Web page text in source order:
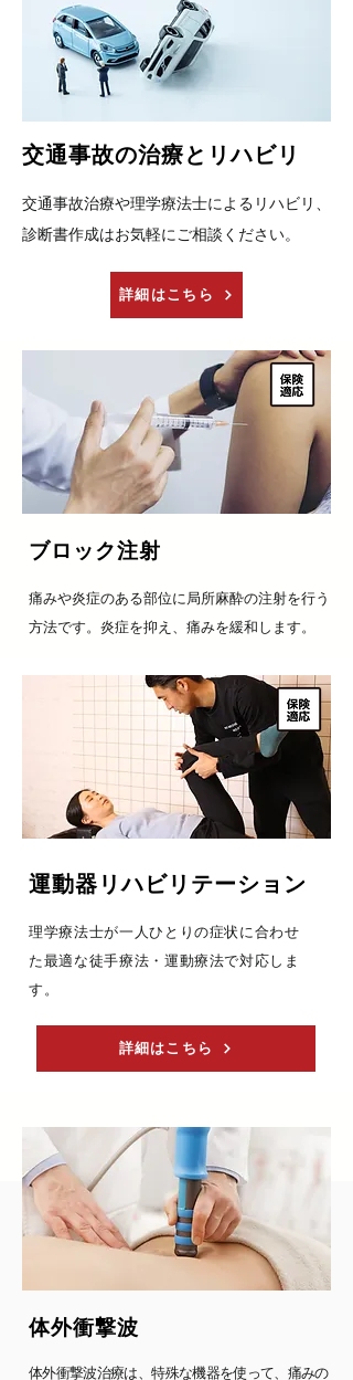
​交通事故の治療とリハビリ
交通事故治療や理学療法士によるリハビリ、
診断書作成はお気軽にご相談ください。
詳細はこちら
​ブロック注射
​痛みや炎症のある部位に局所麻酔の注射を行う
方法です。炎症を抑え、痛みを緩和します。
​運動器リハビリテーション
理学療法士が一人ひとりの症状に合わせ
た最適な徒手療法・運動療法で対応しま
す。
詳細はこちら
​体外衝撃波
体外衝撃波治療は、特殊な機器を使って、痛みの